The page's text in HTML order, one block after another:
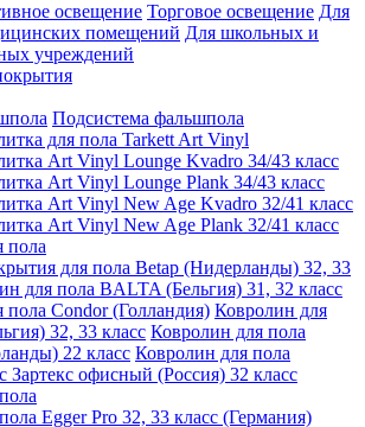
освещение Торговое освещение Для
помещений Для школьных и
учреждений
Подсистема фальшпола
для пола Tarkett Art Vinyl
Art Vinyl Lounge Kvadro 34/43 класс
Art Vinyl Lounge Plank 34/43 класс
Art Vinyl New Age Kvadro 32/41 класс
Art Vinyl New Age Plank 32/41 класс
пола
для пола Betap (Нидерланды) 32, 33
для пола BALTA (Бельгия) 31, 32 класс
пола Condor (Голландия) Ковролин для
32, 33 класс Ковролин для пола
22 класс Ковролин для пола
Зартекс офисный (Россия) 32 класс
Egger Pro 32, 33 класс (Германия)